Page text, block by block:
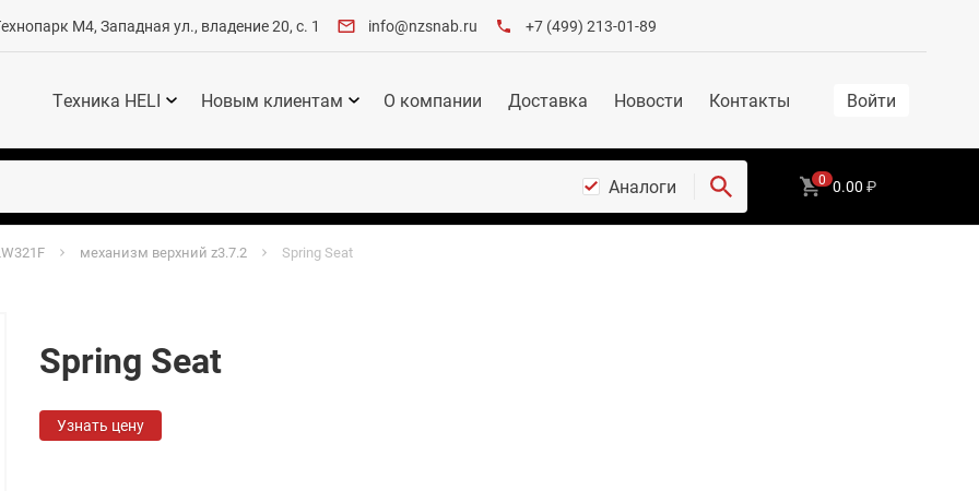
М4, Западная ул., владение 20, с. 1 info@nzsnab.ru +7 (499) 213-01-89
Техника HELI Новым клиентам О компании Доставка Новости Контакты Войти
Аналоги 0 0.00 ₽
механизм верхний z3.7.2 Spring Seat
Spring Seat
Узнать цену